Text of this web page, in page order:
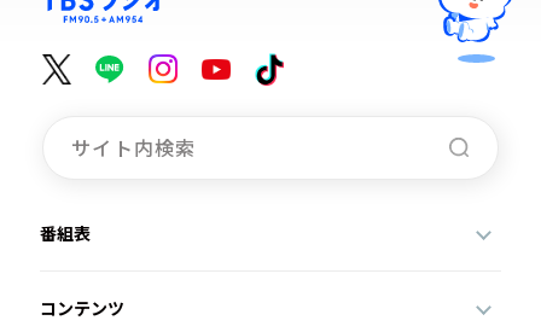
番組表
コンテンツ